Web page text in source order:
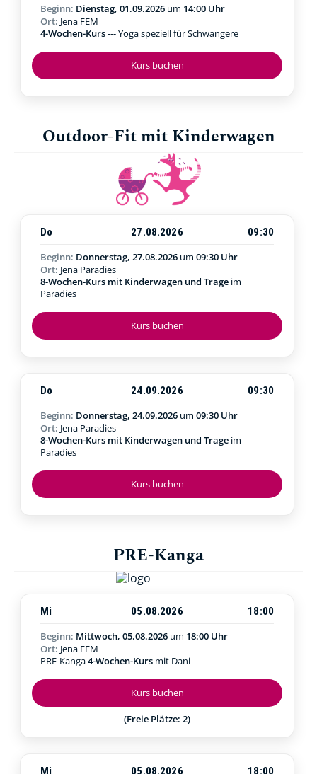
Kurs buchen
Beginn: Dienstag, 01.09.2026 um 14:00 Uhr
Ort: Jena FEM
4-Wochen-Kurs--- Yoga speziell für Schwangere
Outdoor-Fit mit Kinderwagen
Kurs buchen
Do 27.08.2026
09:30
Beginn: Donnerstag, 27.08.2026 um 09:30 Uhr
Ort: Jena Paradies
8-Wochen-Kurs mit Kinderwagen und Trage im
Paradies
Kurs buchen
Do 24.09.2026
09:30
Beginn: Donnerstag, 24.09.2026 um 09:30 Uhr
Ort: Jena Paradies
8-Wochen-Kurs mit Kinderwagen und Trage im
Paradies
PRE-Kanga
Kurs buchen
(Freie Plätze: 2)
Mi 05.08.2026
18:00
Beginn: Mittwoch, 05.08.2026 um 18:00 Uhr
Ort: Jena FEM
PRE-Kanga4-Wochen-Kurs mit Dani
Mi 05.08.2026 18:00